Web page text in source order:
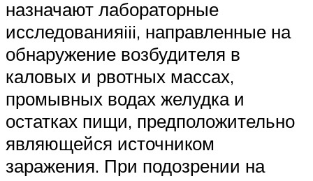
назначают лабораторные
исследованияiii, направленные на
обнаружение возбудителя в
каловых и рвотных массах,
промывных водах желудка и
остатках пищи, предположительно
являющейся источником
заражения. При подозрении на